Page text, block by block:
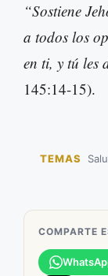
“Sostiene
a todos los
en ti, y tú les
145:14-15).
TEMAS
COMPARTE